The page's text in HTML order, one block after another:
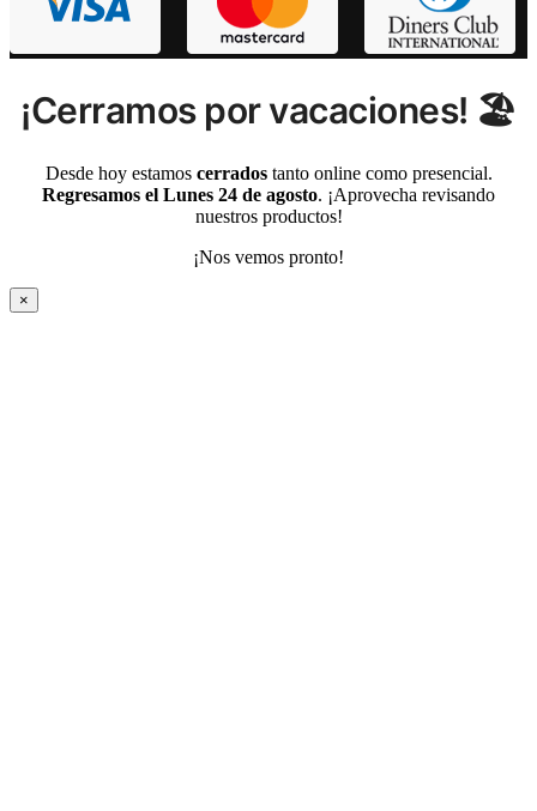
¡Cerramos por vacaciones! 🏖️
Desde hoy estamos cerradostanto online como presencial.
Regresamos el Lunes 24 de agosto. ¡Aprovecha revisando
nuestros productos!
¡Nos vemos pronto!
×